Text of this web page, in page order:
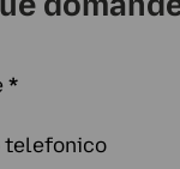
*
telefonico